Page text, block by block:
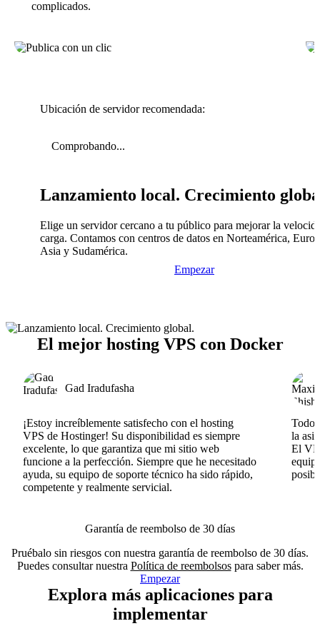
complicados.
Ubicación de servidor recomendada:
Comprobando...
Lanzamiento local. Crecimiento
Elige un servidor cercano a tu público para mejorar la
carga. Contamos con centros de datos en Norteamérica,
Asia y Sudamérica.
Empezar
El mejor hosting VPS con Docker
Gad Iradufasha
¡Estoy increíblemente satisfecho con el hosting
VPS de Hostinger! Su disponibilidad es siempre
excelente, lo que garantiza que mi sitio web
funcione a la perfección. Siempre que he necesitado
ayuda, su equipo de soporte técnico ha sido rápido,
competente y realmente servicial.
Todo
la
El
Garantía de reembolso de 30 días
Pruébalo sin riesgos con nuestra garantía de reembolso de 30 días.
Puedes consultar nuestra Política de reembolsospara saber más.
Empezar
Explora más aplicaciones para
implementar